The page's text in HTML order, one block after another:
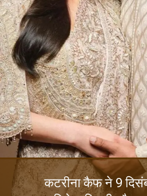
कटरीना कैफ ने 9